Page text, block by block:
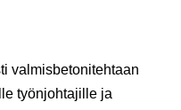
valmisbetonitehtaan
työnjohtajille ja